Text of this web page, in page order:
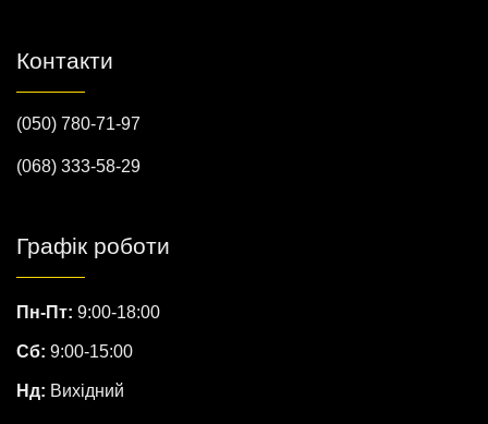
Контакти
(050) 780-71-97
(068) 333-58-29
Графік роботи
Пн-Пт: 9:00-18:00
Сб: 9:00-15:00
Нд: Вихідний